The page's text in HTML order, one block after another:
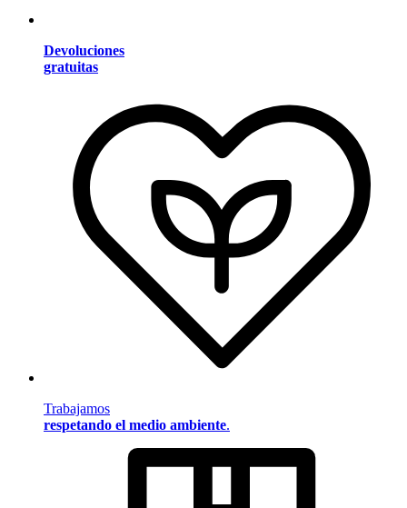
Devoluciones
gratuitas
Trabajamos
respetando el medio ambiente.